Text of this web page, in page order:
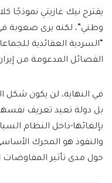
يقترح نيك غازيتي نموذجًا
وطني”، لكنه يرى صعوبة
“السردية العقائدية
الفصائل المدعومة من
في النهاية، لن يكون شكل
بل دولة تعيد تعريف
بإلغائها-داخل النظام
والنفوذ هو المحرك
حول مدى تأثير المفاوضات